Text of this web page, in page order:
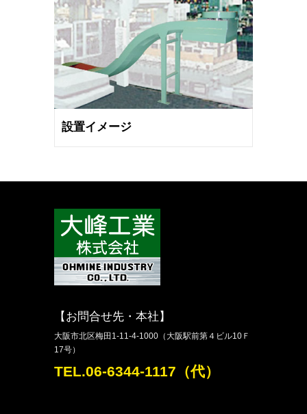
設置イメージ
【お問合せ先・本社】
大阪市北区梅田1-11-4-1000（大阪駅前第４ビル10Ｆ
17号）
TEL.06-6344-1117（代）